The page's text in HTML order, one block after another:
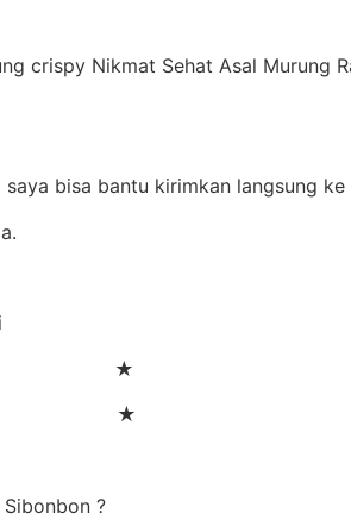
crispy Nikmat Sehat Asal Murung
bisa bantu kirimkan langsung ke
★
★
?